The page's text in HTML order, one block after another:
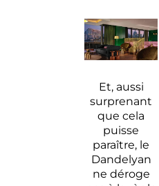
Et, aussi
surprenant
que cela
puisse
paraître, le
Dandelyan
ne déroge